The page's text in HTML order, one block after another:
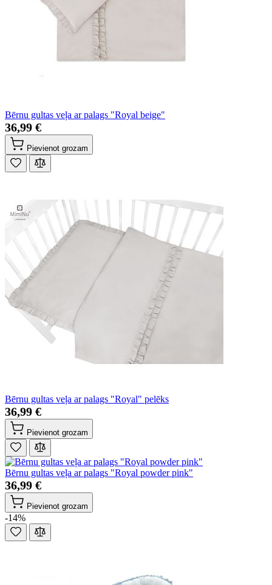
Bērnu gultas veļa ar palags "Royal beige"
36,99 €
Pievienot grozam
Bērnu gultas veļa ar palags "Royal" pelēks
36,99 €
Pievienot grozam
Bērnu gultas veļa ar palags "Royal powder pink"
36,99 €
Pievienot grozam
-14%